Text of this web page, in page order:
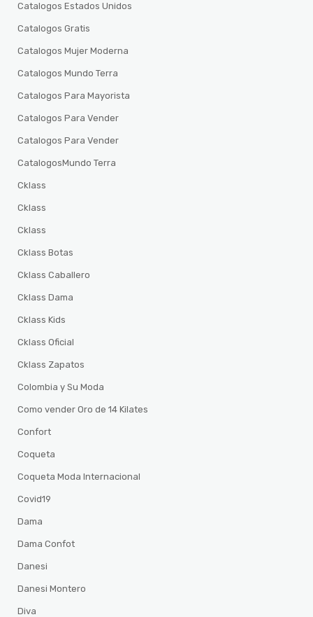
Catalogos Estados Unidos
Catalogos Gratis
Catalogos Mujer Moderna
Catalogos Mundo Terra
Catalogos Para Mayorista
Catalogos Para Vender
Catalogos Para Vender
CatalogosMundo Terra
Cklass
Cklass
Cklass
Cklass Botas
Cklass Caballero
Cklass Dama
Cklass Kids
Cklass Oficial
Cklass Zapatos
Colombia y Su Moda
Como vender Oro de 14 Kilates
Confort
Coqueta
Coqueta Moda Internacional
Covid19
Dama
Dama Confot
Danesi
Danesi Montero
Diva